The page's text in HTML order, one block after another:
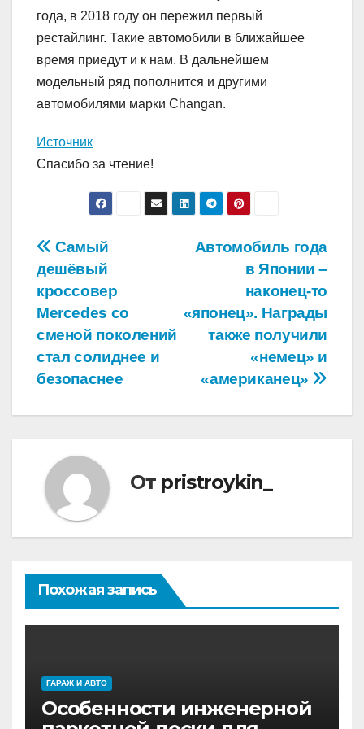
года, в 2018 году он пережил первый
рестайлинг. Такие автомобили в ближайшее
время приедут и к нам. В дальнейшем
модельный ряд пополнится и другими
автомобилями марки Changan.
Источник
Спасибо за чтение!
Навигация
по
записям
Автомобиль года
в Японии –
наконец-то
«японец». Награды
также получили
«немец» и
«американец»
Самый
дешёвый
кроссовер
Mercedes со
сменой поколений
стал солиднее и
безопаснее
От pristroykin_
Похожая запись
ГАРАЖ И АВТО
Особенности инженерной